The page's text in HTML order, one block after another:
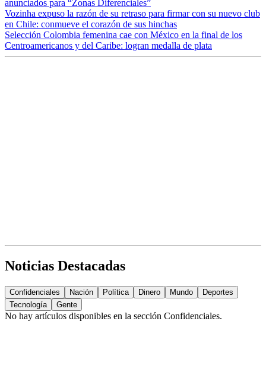
anunciados para “Zonas Diferenciales”
Vozinha expuso la razón de su retraso para firmar con su nuevo club
en Chile: conmueve el corazón de sus hinchas
Selección Colombia femenina cae con México en la final de los
Centroamericanos y del Caribe: logran medalla de plata
Noticias Destacadas
Confidenciales Nación Política Dinero Mundo
Deportes
Tecnología
Gente
No hay artículos disponibles en la sección Confidenciales.